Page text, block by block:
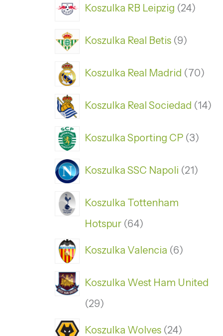
Koszulka RB Leipzig 24
Koszulka Real Betis 9
Koszulka Real Madrid 70
Koszulka Real Sociedad 14
Koszulka Sporting CP 3
Koszulka SSC Napoli 21
Koszulka Tottenham
Hotspur 64
Koszulka Valencia 6
Koszulka West Ham United
29
Koszulka Wolves 24